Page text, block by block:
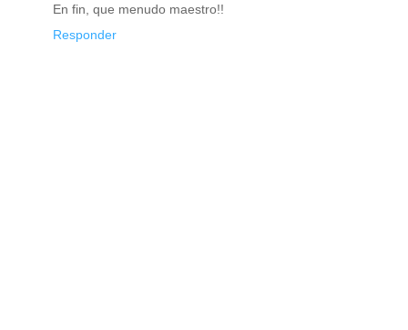
En fin, que menudo maestro!!
Responder